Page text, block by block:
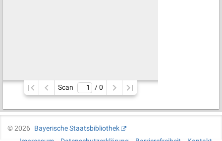
Scan / 0
©2026
Bayerische Staatsbibliothek